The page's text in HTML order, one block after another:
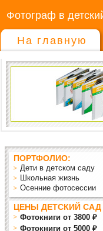
Фотограф в
На главную
ПОРТФОЛИО:
Дети в детском саду
Школьная жизнь
Осенние фотосессии
ЦЕНЫ ДЕТСКИЙ САД
Фотокниги от 3800 ₽
Фотокниги от 5000 ₽